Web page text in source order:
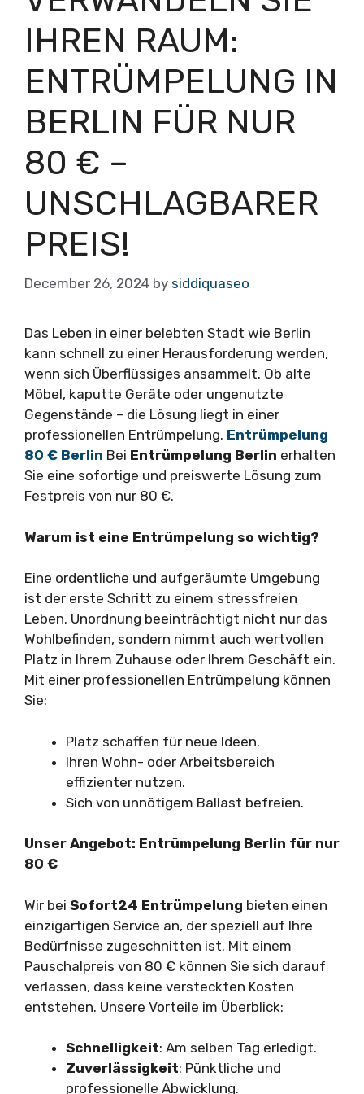
IHREN RAUM:
ENTRÜMPELUNG IN
BERLIN FÜR NUR
80 € –
UNSCHLAGBARER
PREIS!
December 26, 2024 by siddiquaseo
Das Leben in einer belebten Stadt wie Berlin
kann schnell zu einer Herausforderung werden,
wenn sich Überflüssiges ansammelt. Ob alte
Möbel, kaputte Geräte oder ungenutzte
Gegenstände – die Lösung liegt in einer
professionellen Entrümpelung. Entrümpelung
80 € Berlin Bei Entrümpelung Berlin erhalten
Sie eine sofortige und preiswerte Lösung zum
Festpreis von nur 80 €.
Warum ist eine Entrümpelung so wichtig?
Eine ordentliche und aufgeräumte Umgebung
ist der erste Schritt zu einem stressfreien
Leben. Unordnung beeinträchtigt nicht nur das
Wohlbefinden, sondern nimmt auch wertvollen
Platz in Ihrem Zuhause oder Ihrem Geschäft ein.
Mit einer professionellen Entrümpelung können
Sie:
Platz schaffen für neue Ideen.
Ihren Wohn- oder Arbeitsbereich
effizienter nutzen.
Sich von unnötigem Ballast befreien.
Unser Angebot: Entrümpelung Berlin für nur
80 €
Wir bei Sofort24 Entrümpelung bieten einen
einzigartigen Service an, der speziell auf Ihre
Bedürfnisse zugeschnitten ist. Mit einem
Pauschalpreis von 80 € können Sie sich darauf
verlassen, dass keine versteckten Kosten
entstehen. Unsere Vorteile im Überblick:
Schnelligkeit: Am selben Tag erledigt.
Zuverlässigkeit: Pünktliche und
professionelle Abwicklung.